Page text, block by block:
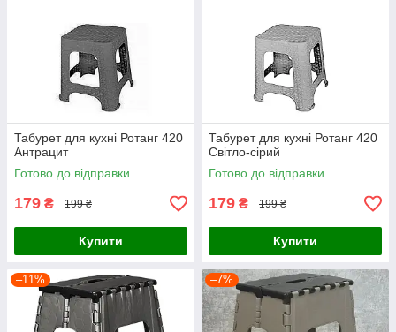
Табурет для кухні Ротанг 420
Антрацит
Готово до відправки
179 ₴ 199 ₴
Купити
Табурет для кухні Ротанг 420
Світло-сірий
Готово до відправки
179 ₴ 199 ₴
Купити
–11% –7%